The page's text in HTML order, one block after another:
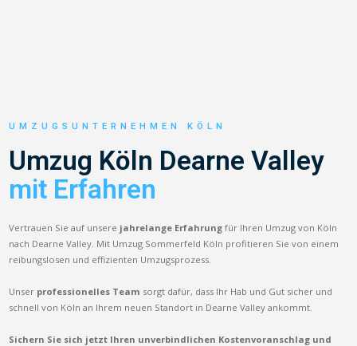
UMZUGSUNTERNEHMEN KÖLN
Umzug Köln Dearne Valley
mit Erfahren
Vertrauen Sie auf unsere jahrelange Erfahrung für Ihren Umzug von Köln
nach Dearne Valley. Mit Umzug Sommerfeld Köln profitieren Sie von einem
reibungslosen und effizienten Umzugsprozess.
Unser professionelles Team sorgt dafür, dass Ihr Hab und Gut sicher und
schnell von Köln an Ihrem neuen Standort in Dearne Valley ankommt.
Sichern Sie sich jetzt Ihren unverbindlichen Kostenvoranschlag und